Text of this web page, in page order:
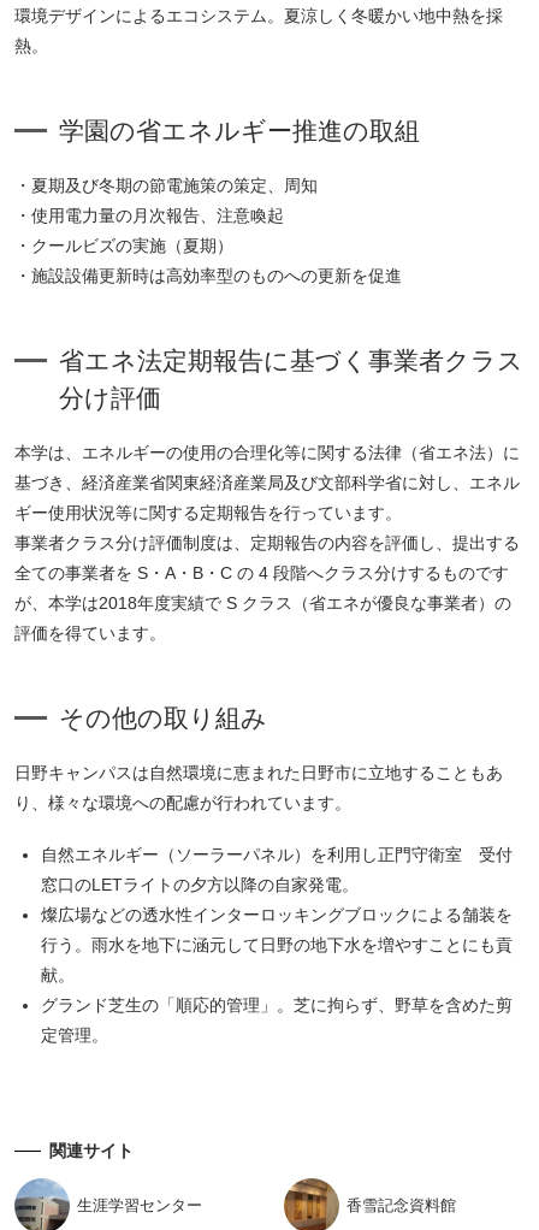
環境デザインによるエコシステム。夏涼しく冬暖かい地中熱を採
熱。
学園の省エネルギー推進の取組
・夏期及び冬期の節電施策の策定、周知
・使用電力量の月次報告、注意喚起
・クールビズの実施（夏期）
・施設設備更新時は高効率型のものへの更新を促進
省エネ法定期報告に基づく事業者クラス
分け評価
本学は、エネルギーの使用の合理化等に関する法律（省エネ法）に
基づき、経済産業省関東経済産業局及び文部科学省に対し、エネル
ギー使用状況等に関する定期報告を行っています。
事業者クラス分け評価制度は、定期報告の内容を評価し、提出する
全ての事業者を S・A・B・C の 4 段階へクラス分けするものです
が、本学は2018年度実績で S クラス（省エネが優良な事業者）の
評価を得ています。
その他の取り組み
日野キャンパスは自然環境に恵まれた日野市に立地することもあ
り、様々な環境への配慮が行われています。
自然エネルギー（ソーラーパネル）を利用し正門守衛室 受付
窓口のLETライトの夕方以降の自家発電。
燦広場などの透水性インターロッキングブロックによる舗装を
行う。雨水を地下に涵元して日野の地下水を増やすことにも貢
献。
グランド芝生の「順応的管理」。芝に拘らず、野草を含めた剪
定管理。
関連サイト
生涯学習センター 香雪記念資料館
ッ
プ
へ